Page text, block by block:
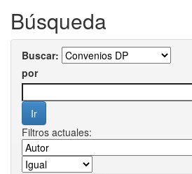
Búsqueda
Buscar:
por
Filtros actuales: